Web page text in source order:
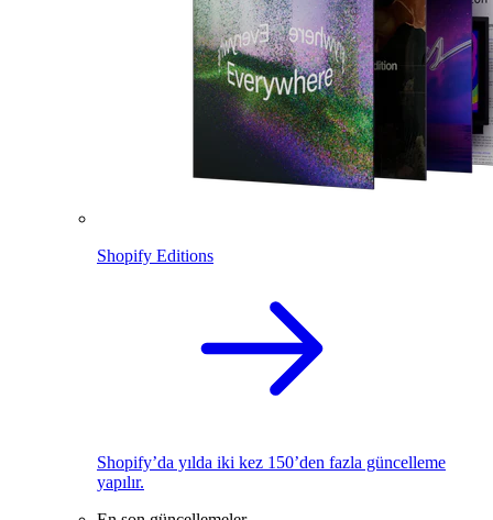
Shopify Editions
Shopify’da yılda iki kez 150’den fazla güncelleme
yapılır.